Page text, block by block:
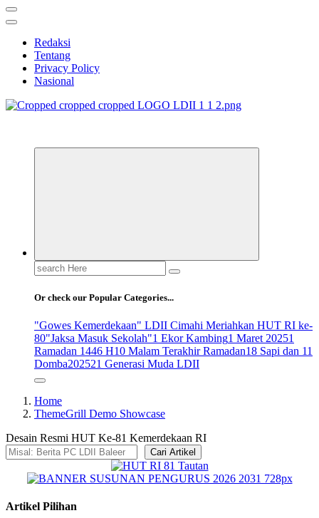
Redaksi
Tentang
Privacy Policy
Nasional
Search
for:
Or check our Popular Categories...
"Gowes Kemerdekaan" LDII Cimahi Meriahkan HUT RI ke-
80"Jaksa Masuk Sekolah"1 Ekor Kambing1 Maret 20251
Ramadan 1446 H10 Malam Terakhir Ramadan18 Sapi dan 11
Domba202521 Generasi Muda LDII
Home
ThemeGrill Demo Showcase
Desain Resmi HUT Ke-81 Kemerdekaan RI
Cari Artikel
Artikel Pilihan